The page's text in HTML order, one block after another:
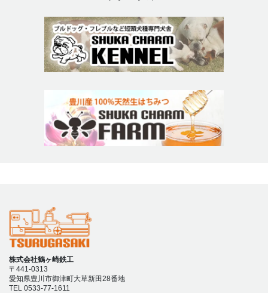
株式会社鶴ヶ崎鉄工
〒441-0313
愛知県豊川市御津町大草新田28番地
TEL 0533-77-1611